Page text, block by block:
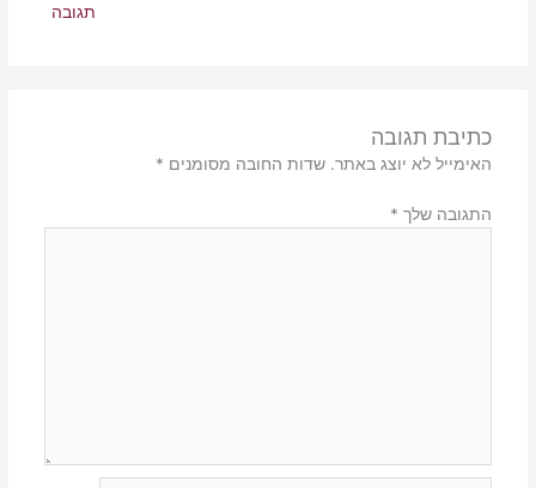
תגובה
כתיבת תגובה
האימייל לא יוצג באתר. שדות החובה מסומנים *
התגובה שלך *